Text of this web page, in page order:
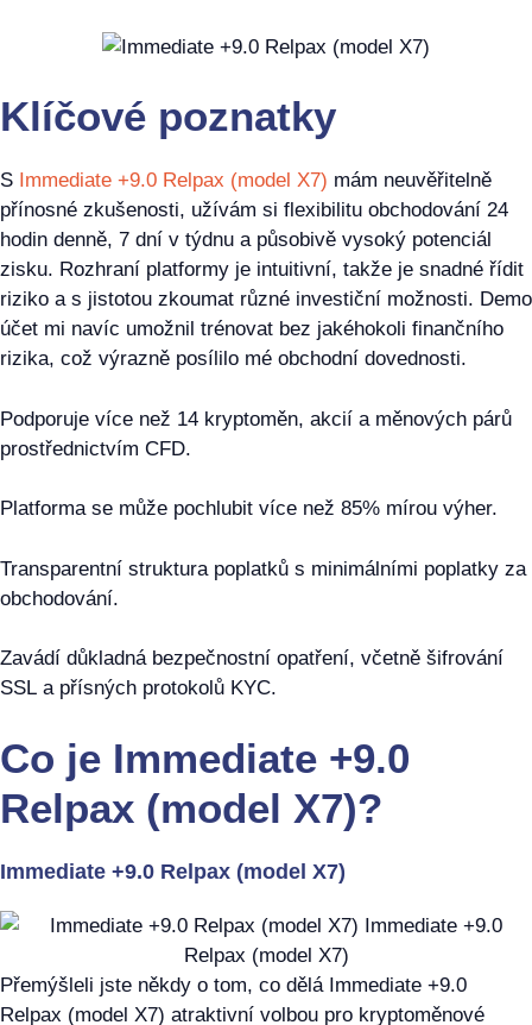
Klíčové poznatky
S Immediate +9.0 Relpax (model X7) mám neuvěřitelně
přínosné zkušenosti, užívám si flexibilitu obchodování 24
hodin denně, 7 dní v týdnu a působivě vysoký potenciál
zisku. Rozhraní platformy je intuitivní, takže je snadné řídit
riziko a s jistotou zkoumat různé investiční možnosti. Demo
účet mi navíc umožnil trénovat bez jakéhokoli finančního
rizika, což výrazně posílilo mé obchodní dovednosti.
Podporuje více než 14 kryptoměn, akcií a měnových párů
prostřednictvím CFD.
Platforma se může pochlubit více než 85% mírou výher.
Transparentní struktura poplatků s minimálními poplatky za
obchodování.
Zavádí důkladná bezpečnostní opatření, včetně šifrování
SSL a přísných protokolů KYC.
Co je Immediate +9.0
Relpax (model X7)?
Immediate +9.0 Relpax (model X7)
Přemýšleli jste někdy o tom, co dělá Immediate +9.0
Relpax (model X7) atraktivní volbou pro kryptoměnové